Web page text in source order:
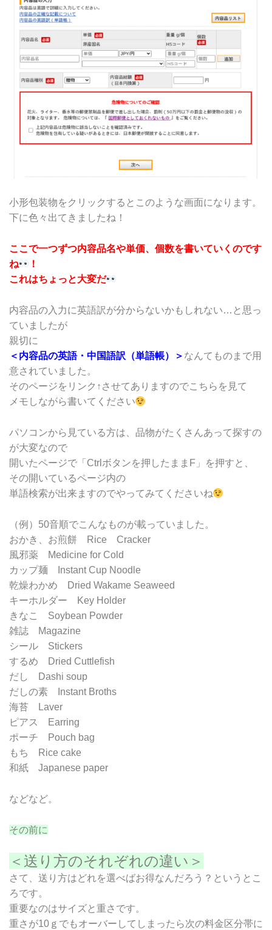
小形包装物をクリックするとこのような画面になります。
下に色々出てきましたね！
ここで一つずつ内容品名や単価、個数を書いていくのです
ね
！
これはちょっと大変だ
内容品の入力に英語訳が分からないかもしれない…と思っ
ていましたが
親切に
＜内容品の英語・中国語訳（単語帳）＞ なんてものまで用
意されていました。
そのページをリンク↑させてありますのでこちらを見て
メモしながら書いてください
パソコンから見ている方は、品物がたくさんあって探すの
が大変なので
開いたページで「Ctrlボタンを押したままF」を押すと、
その開いているページ内の
単語検索が出来ますのでやってみてくださいね
（例）50音順でこんなものが載っていました。
おかき、お煎餅 Rice Cracker
風邪薬 Medicine for Cold
カップ麺 Instant Cup Noodle
乾燥わかめ Dried Wakame Seaweed
キーホルダー Key Holder
きなこ Soybean Powder
雑誌 Magazine
シール Stickers
するめ Dried Cuttlefish
だし Dashi soup
だしの素 Instant Broths
海苔 Laver
ピアス Earring
ポーチ Pouch bag
もち Rice cake
和紙 Japanese paper
などなど。
その前に
＜送り方のそれぞれの違い＞
さて、送り方はどれを選べばお得なんだろう？というとこ
ろです。
重要なのはサイズと重さです。
重さが10ｇでもオーバーしてしまったら次の料金区分帯に